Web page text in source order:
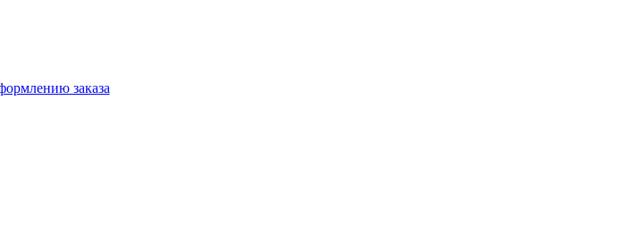
заказа